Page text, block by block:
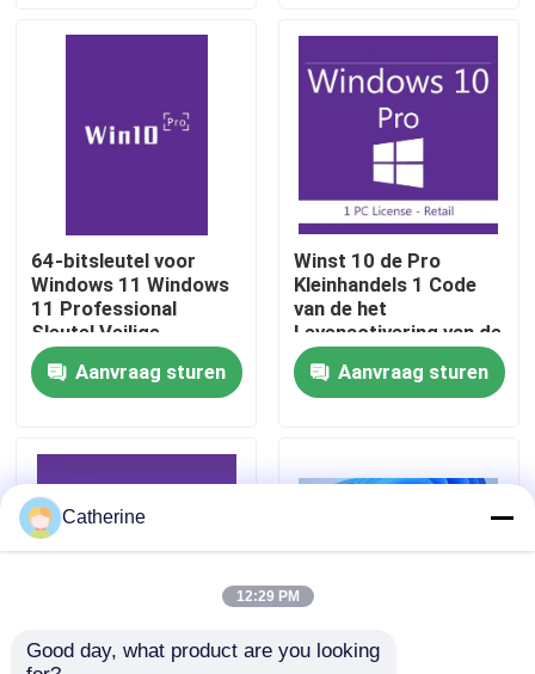
Video's
Kwaliteitscontrole
Neem contact met ons op
Vraag een offerte
Office 2024 Key kopen
bureau 2021 beroeps plus
64-bitsleutel voor
Windows 11 Windows
11 Professional
Sleutel Veilige
Activering voor
Bedrijfs- en
Ondernemingslicentie
Aanvraag sturen
Winst 10 de Pro
Kleinhandels 1 Code
van de het
Levenactivering van de
Gebruikers Volledige
Versie 32/64bit
Aanvraag sturen
Catherine
12:29 PM
Good day, what product are you looking